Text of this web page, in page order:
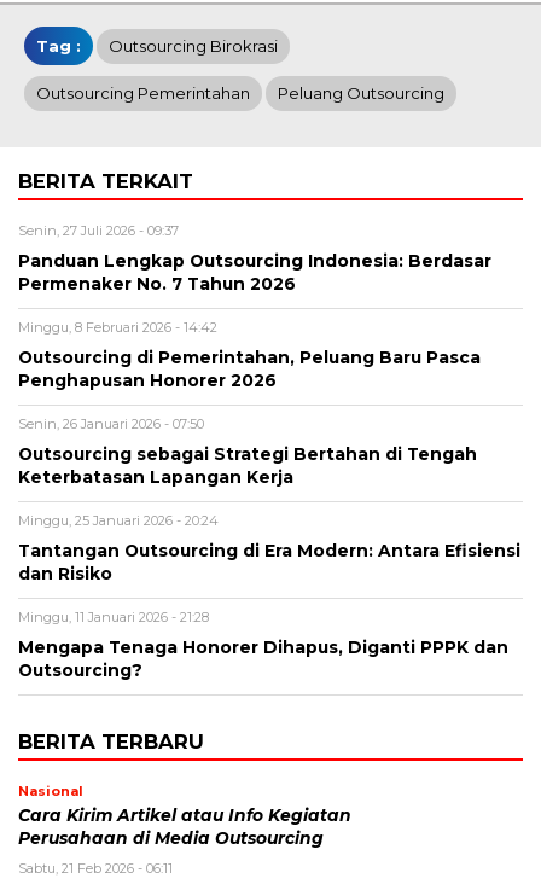
Tag : Outsourcing Birokrasi
Outsourcing Pemerintahan Peluang Outsourcing
BERITA TERKAIT
Senin, 27 Juli 2026 - 09:37
Panduan Lengkap Outsourcing Indonesia: Berdasar
Permenaker No. 7 Tahun 2026
Minggu, 8 Februari 2026 - 14:42
Outsourcing di Pemerintahan, Peluang Baru Pasca
Penghapusan Honorer 2026
Senin, 26 Januari 2026 - 07:50
Outsourcing sebagai Strategi Bertahan di Tengah
Keterbatasan Lapangan Kerja
Minggu, 25 Januari 2026 - 20:24
Tantangan Outsourcing di Era Modern: Antara Efisiensi
dan Risiko
Minggu, 11 Januari 2026 - 21:28
Mengapa Tenaga Honorer Dihapus, Diganti PPPK dan
Outsourcing?
BERITA TERBARU
Nasional
Cara Kirim Artikel atau Info Kegiatan
Perusahaan di Media Outsourcing
Sabtu, 21 Feb 2026 - 06:11